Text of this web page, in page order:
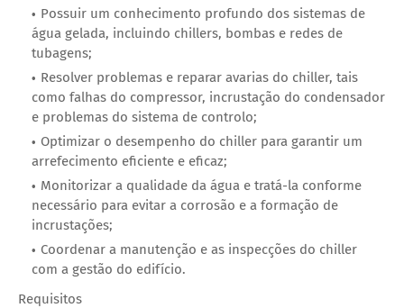
Possuir um conhecimento profundo dos sistemas de
água gelada, incluindo chillers, bombas e redes de
tubagens;
Resolver problemas e reparar avarias do chiller, tais
como falhas do compressor, incrustação do condensador
e problemas do sistema de controlo;
Optimizar o desempenho do chiller para garantir um
arrefecimento eficiente e eficaz;
Monitorizar a qualidade da água e tratá-la conforme
necessário para evitar a corrosão e a formação de
incrustações;
Coordenar a manutenção e as inspecções do chiller
com a gestão do edifício.
Requisitos